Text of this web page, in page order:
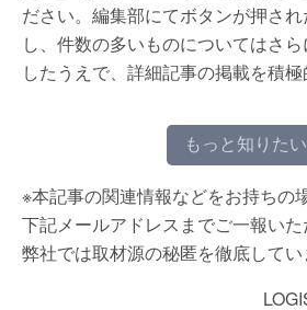
ださい。編集部にてボタンが押さ
し、件数の多いものについてはさ
したうえで、詳細記事の掲載を積極
もっと知りたい
※本記事の関連情報などをお持ちの
下記メールアドレスまでご一報いた
弊社では取材源の秘匿を徹底してい